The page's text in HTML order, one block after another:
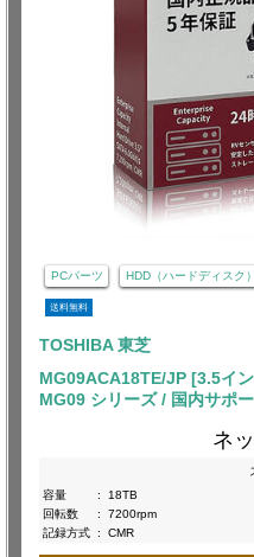
PCパーツ HDD（ハードディスク）
送料無料
TOSHIBA 東芝
MG09ACA18TE/JP [3.5イ
MG09 シリーズ / 国内サポ
ネ
容量
:
18TB
回転数
:
7200rpm
記録方式 : CMR